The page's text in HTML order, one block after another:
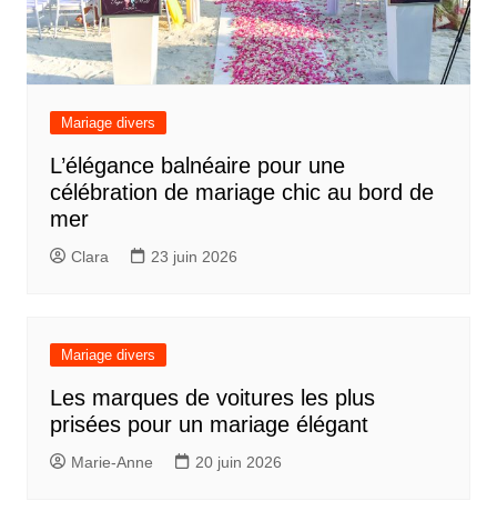
Mariage divers
L’élégance balnéaire pour une
célébration de mariage chic au bord de
mer
Clara 23 juin 2026
Mariage divers
Les marques de voitures les plus
prisées pour un mariage élégant
Marie-Anne 20 juin 2026